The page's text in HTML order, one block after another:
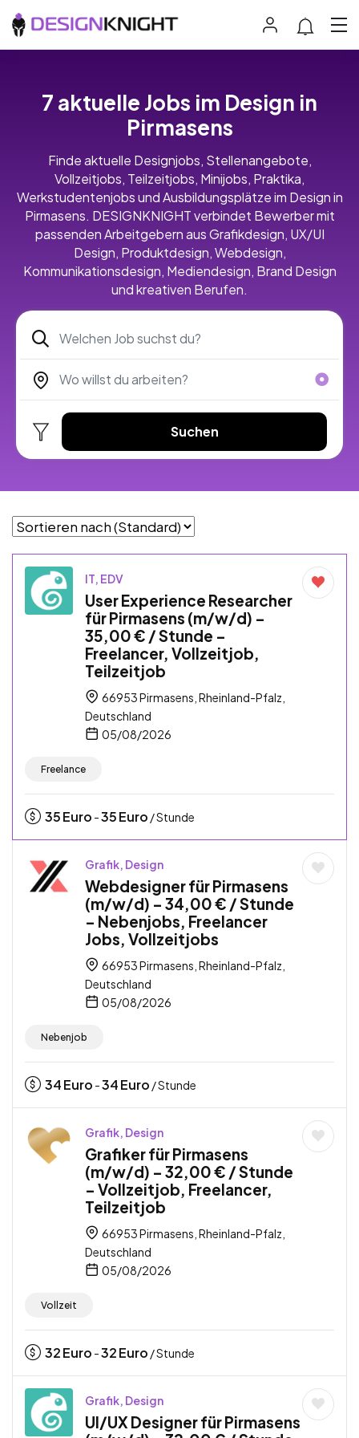
7 aktuelle Jobs im Design in
Pirmasens
Finde aktuelle Designjobs, Stellenangebote,
Vollzeitjobs, Teilzeitjobs, Minijobs, Praktika,
Werkstudentenjobs und Ausbildungsplätze im Design in
Pirmasens. DESIGNKNIGHT verbindet Bewerber mit
passenden Arbeitgebern aus Grafikdesign, UX/UI
Design, Produktdesign, Webdesign,
Kommunikationsdesign, Mediendesign, Brand Design
und kreativen Berufen.
Suchen
IT, EDV
User Experience Researcher
für Pirmasens (m/w/d) –
35,00 € / Stunde –
Freelancer, Vollzeitjob,
Teilzeitjob
66953 Pirmasens, Rheinland-Pfalz,
Deutschland
05/08/2026
Freelance
35Euro -35Euro / Stunde
Grafik, Design
Webdesigner für Pirmasens
(m/w/d) – 34,00 € / Stunde
– Nebenjobs, Freelancer
Jobs, Vollzeitjobs
66953 Pirmasens, Rheinland-Pfalz,
Deutschland
05/08/2026
Nebenjob
34Euro -34Euro / Stunde
Grafik, Design
Grafiker für Pirmasens
(m/w/d) – 32,00 € / Stunde
– Vollzeitjob, Freelancer,
Teilzeitjob
66953 Pirmasens, Rheinland-Pfalz,
Deutschland
05/08/2026
Vollzeit
32Euro -32Euro / Stunde
Grafik, Design
UI/UX Designer für Pirmasens